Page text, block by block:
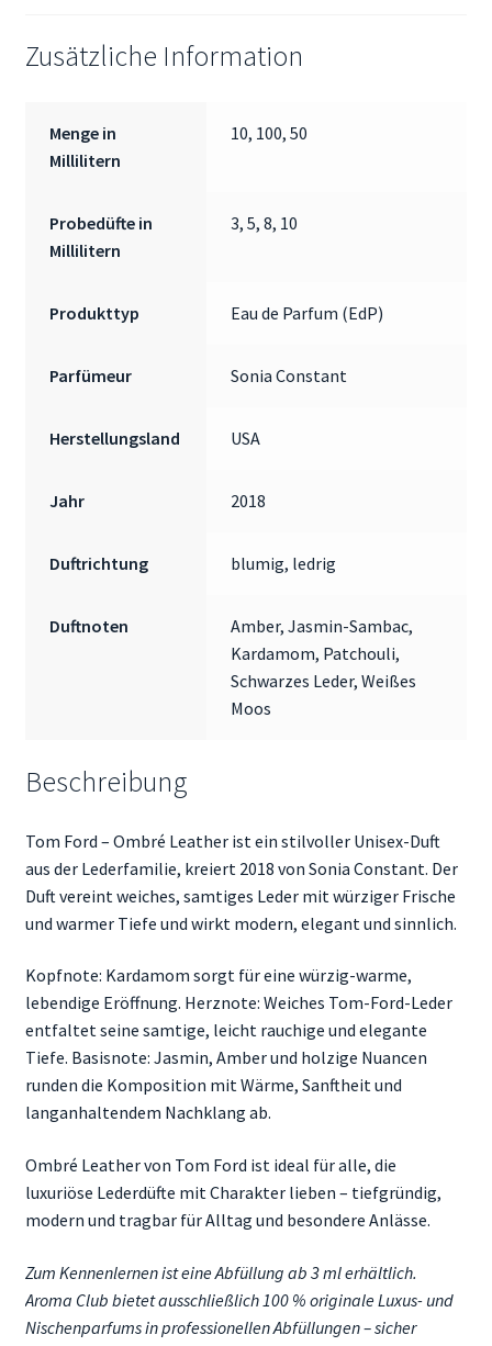
Zusätzliche Information
Menge in
Millilitern
10, 100, 50
Probedüfte in
Millilitern
3, 5, 8, 10
Produkttyp Eau de Parfum (EdP)
Parfümeur Sonia Constant
Herstellungsland USA
Jahr 2018
Duftrichtung blumig, ledrig
Duftnoten
Amber, Jasmin-Sambac,
Kardamom, Patchouli,
Schwarzes Leder, Weißes
Moos
Beschreibung
Tom Ford – Ombré Leather ist ein stilvoller Unisex-Duft
aus der Lederfamilie, kreiert 2018 von Sonia Constant. Der
Duft vereint weiches, samtiges Leder mit würziger Frische
und warmer Tiefe und wirkt modern, elegant und sinnlich.
Kopfnote: Kardamom sorgt für eine würzig-warme,
lebendige Eröffnung. Herznote: Weiches Tom-Ford-Leder
entfaltet seine samtige, leicht rauchige und elegante
Tiefe. Basisnote: Jasmin, Amber und holzige Nuancen
runden die Komposition mit Wärme, Sanftheit und
langanhaltendem Nachklang ab.
Ombré Leather von Tom Ford ist ideal für alle, die
luxuriöse Lederdüfte mit Charakter lieben – tiefgründig,
modern und tragbar für Alltag und besondere Anlässe.
Zum Kennenlernen ist eine Abfüllung ab 3 ml erhältlich.
Aroma Club bietet ausschließlich 100 % originale Luxus- und
Nischenparfums in professionellen Abfüllungen – sicher